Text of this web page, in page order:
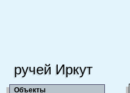
ручей Иркут
Объекты